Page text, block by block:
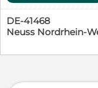
Einzelpersonen Die
darauf, ihre neuen
viele schöne
DE-41468
Neuss Nordrhein-